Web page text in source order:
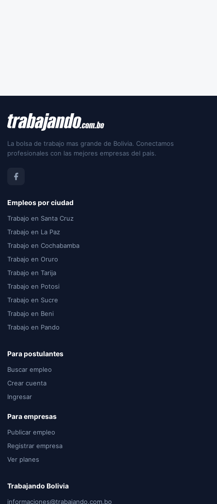
La bolsa de trabajo mas grande de Bolivia. Conectamos
profesionales con las mejores empresas del pais.
Empleos por ciudad
Trabajo en Santa Cruz
Trabajo en La Paz
Trabajo en Cochabamba
Trabajo en Oruro
Trabajo en Tarija
Trabajo en Potosi
Trabajo en Sucre
Trabajo en Beni
Trabajo en Pando
Para postulantes
Buscar empleo
Crear cuenta
Ingresar
Para empresas
Publicar empleo
Registrar empresa
Ver planes
Trabajando Bolivia
informaciones@trabajando.com.bo